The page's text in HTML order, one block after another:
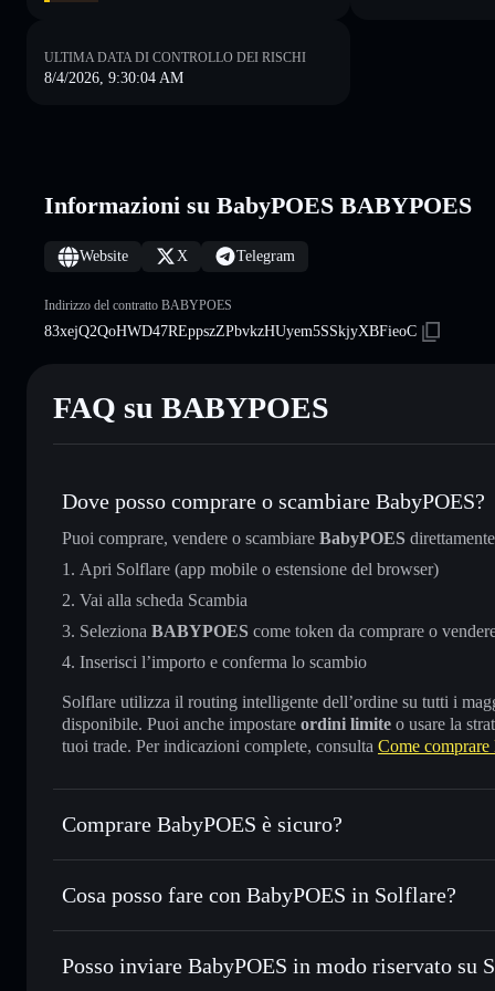
ULTIMA DATA DI CONTROLLO DEI RISCHI
8/4/2026, 9:30:04 AM
Informazioni su BabyPOES BABYPOES
Website X Telegram
Indirizzo del contratto BABYPOES
83xejQ2QoHWD47REppszZPbvkzHUyem5SSkjyXBFieoC
FAQ su BABYPOES
Dove posso comprare o scambiare BabyPOES?
Puoi comprare, vendere o scambiare BabyPOES
Apri Solflare (app mobile o estensione del browser)
Vai alla scheda Scambia
Seleziona BABYPOES come token da comprare o
Inserisci l’importo e conferma lo scambio
Solflare utilizza il routing intelligente dell’ordine su tutti i
disponibile. Puoi anche impostare ordini limite o usare la
tuoi trade. Per indicazioni complete, consulta Come
Comprare BabyPOES è sicuro?
BabyPOES non è verificato
Cosa posso fare con BabyPOES in Solflare?
BabyPOES
wallet Solflare
Scambiare istantaneamente— scambia BABYPOES in
Posso inviare BabyPOES in modo riservato su